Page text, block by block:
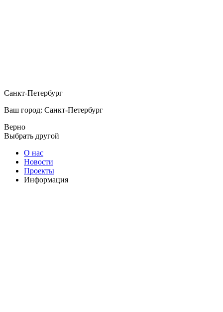
Санкт-Петербург
Ваш город: Санкт-Петербург
Верно
Выбрать другой
О нас
Новости
Проекты
Информация